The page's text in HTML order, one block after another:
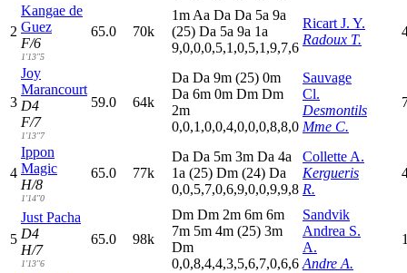
2
Kangae de
Guez
F/6
1'13"5
65.0 70k
1m Aa Da Da 5a 9a
(25) Da 5a 9a 1a
9,0,0,0,5,1,0,5,1,9,7,6
Ricart J. Y.
Radoux T.
3
Joy
Marancourt
D4
F/7
1'13"7
59.0 64k
Da Da 9m (25) 0m
Da 6m 0m Dm Dm
2m
0,0,1,0,0,4,0,0,0,8,8,0
Sauvage
Cl.
Desmontils
Mme C.
4
Ippon
Magic
H/8
1'14"0
65.0 77k
Da Da 5m 3m Da 4a
1a (25) Dm (24) Da
0,0,5,7,0,6,9,0,0,9,9,8
Collette A.
Kergueris
R.
5
Just Pacha
D4
H/7
1'13"6
65.0 98k
Dm Dm 2m 6m 6m
7m 5m 4m (25) 3m
Dm
0,0,8,4,4,3,5,6,7,0,6,6
Sandvik
Andrea S.
A.
Andre A.